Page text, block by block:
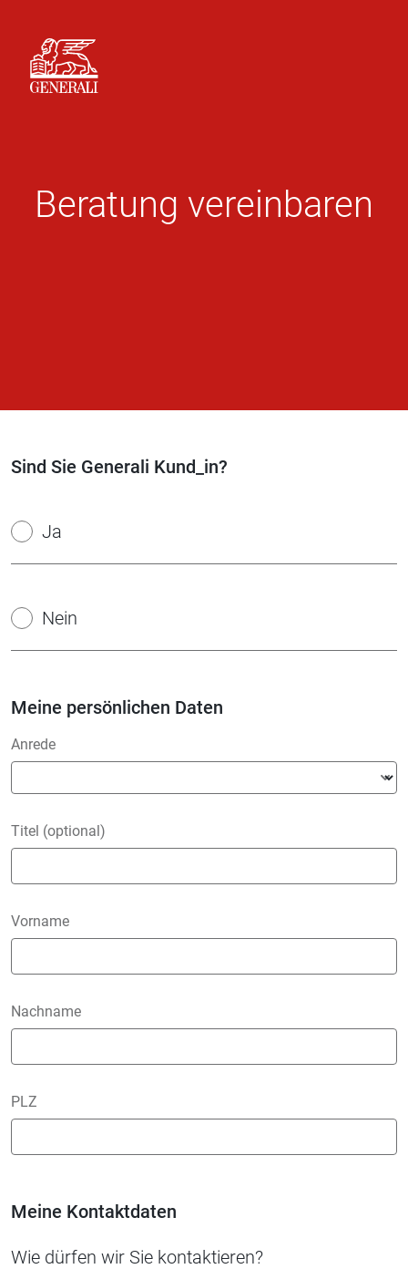
Beratung vereinbaren
Sind Sie Generali Kund_in?
Ja
Nein
Meine persönlichen Daten
Anrede
Titel (optional)
Vorname
Nachname
PLZ
Meine Kontaktdaten
Wie dürfen wir Sie kontaktieren?